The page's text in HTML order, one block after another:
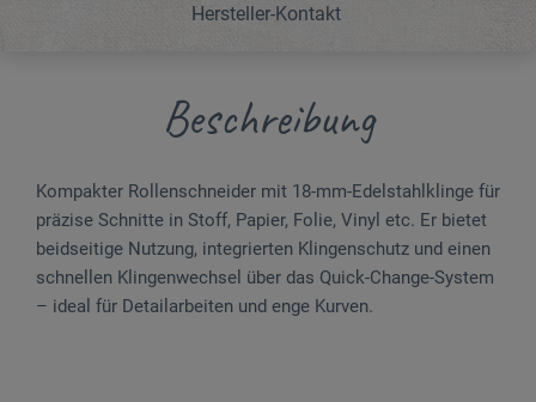
Hersteller-Kontakt
Beschreibung
Kompakter Rollenschneider mit 18-mm-Edelstahlklinge für
präzise Schnitte in Stoff, Papier, Folie, Vinyl etc. Er bietet
beidseitige Nutzung, integrierten Klingenschutz und einen
schnellen Klingenwechsel über das Quick-Change-System
– ideal für Detailarbeiten und enge Kurven.